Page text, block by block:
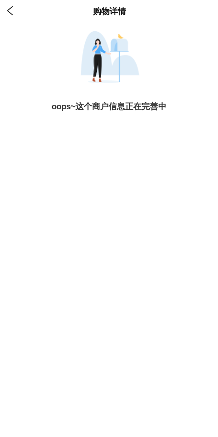
 购物详情
oops~这个商户信息正在完善中